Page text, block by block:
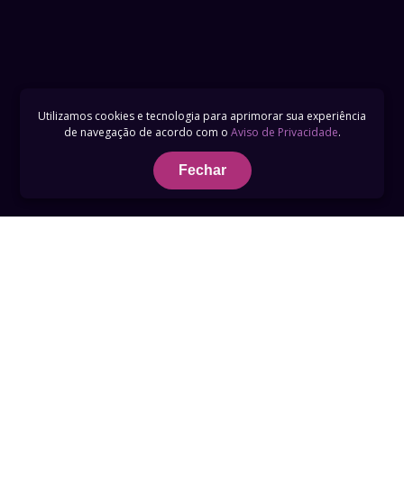
Utilizamos cookies e tecnologia para aprimorar sua experiência
de navegação de acordo com o Aviso de Privacidade.
Fechar